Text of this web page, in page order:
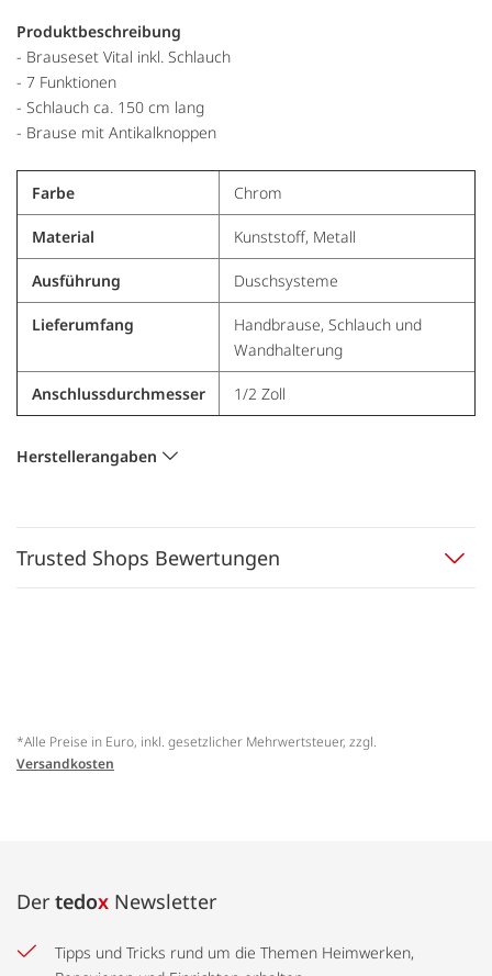
Produktbeschreibung
- Brauseset Vital inkl. Schlauch
- 7 Funktionen
- Schlauch ca. 150 cm lang
- Brause mit Antikalknoppen
Farbe Chrom
Material Kunststoff, Metall
Ausführung Duschsysteme
Lieferumfang
Handbrause, Schlauch und
Wandhalterung
Anschlussdurchmesser 1/2 Zoll
Herstellerangaben
Trusted Shops Bewertungen
*Alle Preise in Euro, inkl. gesetzlicher Mehrwertsteuer, zzgl.
Versandkosten
Der tedox Newsletter
Tipps und Tricks rund um die Themen Heimwerken,